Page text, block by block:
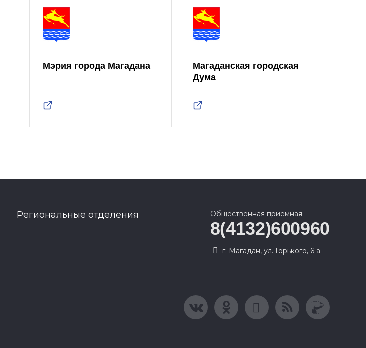
Мэрия города Магадана
Магаданская городская
Дума
Региональные отделения Общественная приемная
8(4132)600960
г. Магадан, ул. Горького, 6 а